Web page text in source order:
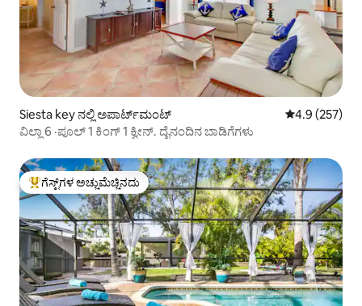
Siesta key ನಲ್ಲಿ ಅಪಾರ್ಟ್‌ಮಂಟ್ 5 ರಲ್ಲಿ 4.9
4.9 (257)
ವಿಲ್ಲಾ 6 ·ಪೂಲ್ 1 ಕಿಂಗ್ 1 ಕ್ವೀನ್. ದೈನಂದಿನ ಬಾಡಿಗೆಗಳು
ಗೆಸ್ಟ್‌ಗಳಿಗೆ ಅತಿ ಹೆಚ್ಚು ಅಚ್ಚುಮೆಚ್ಚಿನದು
ಗೆಸ್ಟ್‌ಗಳ ಅಚ್ಚುಮೆಚ್ಚಿನದು